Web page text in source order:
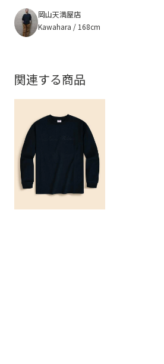
岡山天満屋店
Kawahara / 168cm
関連する商品